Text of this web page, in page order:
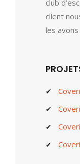
club
client
les